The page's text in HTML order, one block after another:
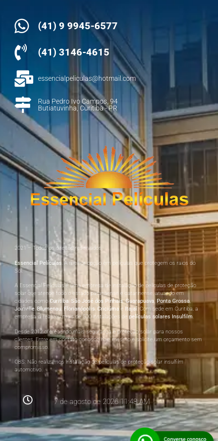
(41) 9 9945-6577
(41) 3146-4615
essencialpeliculas@hotmail.com
Rua Pedro Ivo Campos, 94
Butiatuvinha, Curitiba - PR
2021 – Todos os direitos reservados.
Essencial Películas. A melhor opção em películas que protegem os raios do
Sol.
A Essencial Películas é uma empresa de instalação de películas de proteção
solar que atende todo o estado paranaense e catarinense, atuando em
cidades como Curitiba São José dos Pinhais,Guarapuava, Ponta Grossa,
Joinville, Blumenau, Florianópolis, Criciúma e Itajaí. Com sede em Curitiba, a
empresa já realizou mais de 500 instalações de películas solares Insulfilm.
Desde 2012 oferecendo mais segurança e proteção solar para nossos
clientes. Entre em contato conosco hoje mesmo e solicite um orçamento sem
compromisso.
OBS: Não realizamos instalação de películas de proteção solar insulfilm
automotivo.
7 de agosto de 2026 11:48 AM